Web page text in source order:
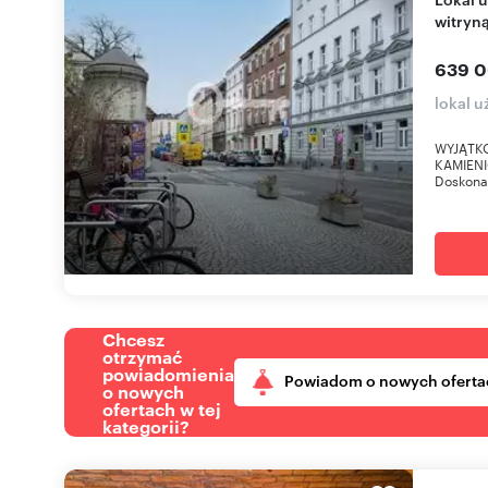
639
lokal
Chcesz
otrzymać
powiadomienia
o nowych
ofertach w tej
kategorii?
Powiadom o nowych